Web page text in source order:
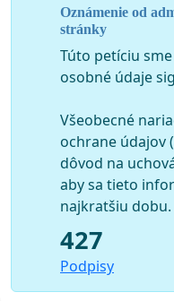
Petičný výbor:
JUDr. Ján Ferenci,
JUDr. Ladislav
11 Košice
Zuzana Tobakošová,
Veľká Ida
osoba z petičného
v styku s orgánmi
Oznámenie od
stránky
Túto petíciu
osobné údaje
Všeobecné
ochrane údajov
dôvod na
aby sa tieto
najkratšiu dobu.
427
Podpisy